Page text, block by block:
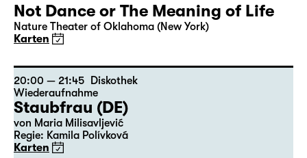
Sa 12.09.
20:00 Residenz in der Spinnerei
Pizza or A Door In The Dark Does
Not Dance or The Meaning of Life
Nature Theater of Oklahoma (New York)
Karten
20:00 — 21:45 Diskothek
Wiederaufnahme